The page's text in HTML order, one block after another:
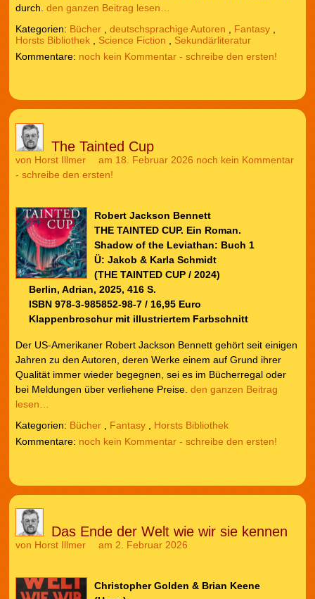
durch. den ganzen Beitrag lesen…
Kategorien: Bücher, deutschsprachige Autoren , Fantasy,
Horsts Bibliothek, Science Fiction , Sekundärliteratur
noch kein Kommentar - schreibe den ersten!
The Tainted Cup
von Horst Illmer am 18. Februar 2026 noch kein Kommentar
- schreibe den ersten!
Robert Jackson Bennett
THE TAINTED CUP. Ein Roman.
Shadow of the Leviathan: Buch 1
Ü: Jakob & Karla Schmidt
(THE TAINTED CUP / 2024)
Berlin, Adrian, 2025, 416 S.
ISBN 978-3-985852-98-7 / 16,95 Euro
Klappenbroschur mit illustriertem Farbschnitt
Der US-Amerikaner Robert Jackson Bennett gehört seit einigen
Jahren zu den Autoren, deren Werke einem auf Grund ihrer
Qualität immer wieder begegnen, sei es im Bücherregal oder
bei Meldungen über verliehene Preise. den ganzen Beitrag
lesen…
Kategorien: Bücher, Fantasy, Horsts Bibliothek
noch kein Kommentar - schreibe den ersten!
Das Ende der Welt wie wir sie kennen
von Horst Illmer am 2. Februar 2026
Christopher Golden & Brian Keene